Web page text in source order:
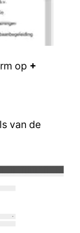
op +
van de